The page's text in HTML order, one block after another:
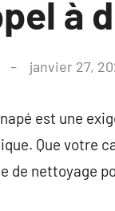
à
janvier 27,
est une
Que votre
de nettoyage